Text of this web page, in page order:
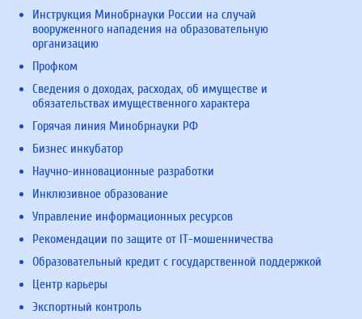
Инструкция Минобрнауки России на случай
вооруженного нападения на образовательную
организацию
Профком
Сведения о доходах, расходах, об имуществе и
обязательствах имущественного характера
Горячая линия Минобрнауки РФ
Бизнес инкубатор
Научно-инновационные разработки
Инклюзивное образование
Управление информационных ресурсов
Рекомендации по защите от IT-мошенничества
Образовательный кредит с государственной поддержкой
Центр карьеры
Экспортный контроль